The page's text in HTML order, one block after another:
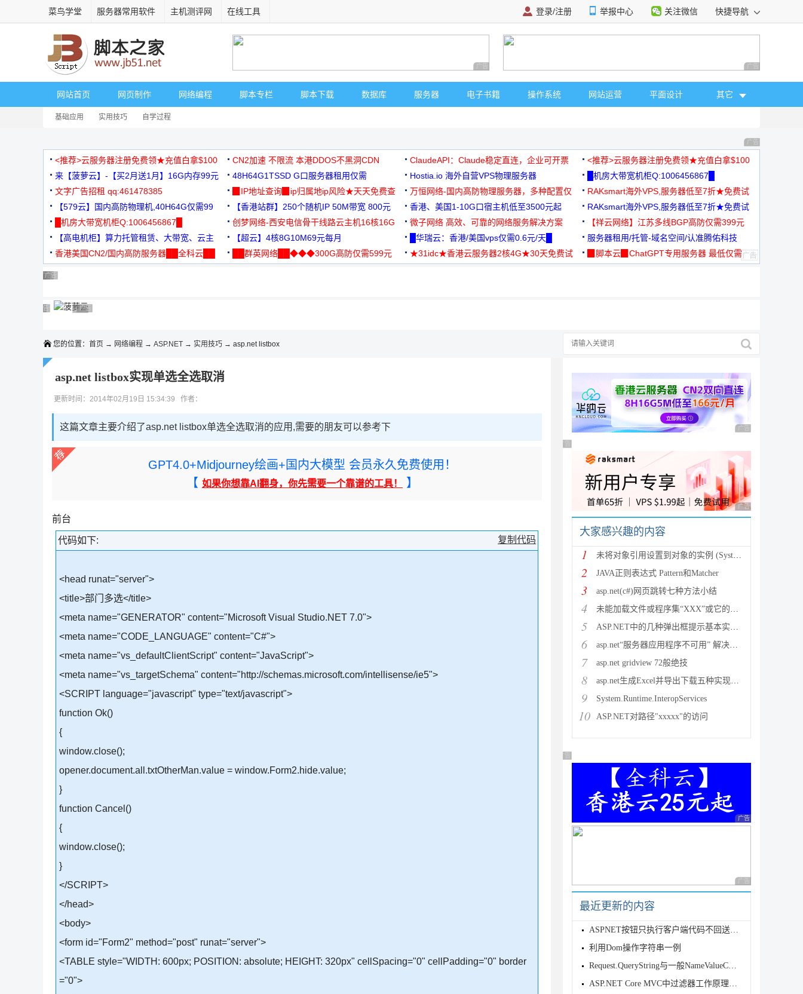
菜鸟学堂 服务器常用软件 主机测评网 在线工具 登录/注册 举报中心 关注微信 快捷导航
广告 商业广告，理性选择 广告 商业广告，理
网站首页 网页制作 网络编程 脚本专栏 脚本下载 数据库 服务器 电子书籍 操作系统 网站运营 平面设计 其它
基础应用 实用技巧 自学过程
广告 商业广告，理
<推荐>云服务器注册免费领★充值白拿$100 CN2加速 不限流 本港DDOS不黑洞CDN ClaudeAPI：Claude稳定直连，企业可开票
<推荐>云服务器注册免费领★充值白拿$100
来【菠萝云】-【买2月送1月】16G内存99元
48H64G1TSSD G口服务器租用仅需
3000+可免费测试
Hostia.io 海外自营VPS物理服务器
█机房大带宽机柜Q:1006456867█
文字广告招租 qq:461478385
▉IP地址查询▉ip归属地ip风险★天天免费查
万恒网络-国内高防物理服务器，多种配置仅
99元/月起
RAKsmart海外VPS,服务器低至7折★免费试
用★
【579云】国内高防物理机,40H64G仅需99
元
【香港站群】250个随机IP 50M带宽 800元 香港、美国1-10G口宿主机低至3500元起
RAKsmart海外VPS,服务器低至7折★免费试
用★
█机房大带宽机柜Q:1006456867█
创梦网络-西安电信骨干线路云主机16核16G
88元/月
微子网络 高效、可靠的网络服务解决方案
【祥云网络】江苏多线BGP高防仅需399元
【高电机柜】算力托管租赁、大带宽、云主
机
【超云】4核8G10M69元每月 █华瑞云：香港/美国vps仅需0.6元/天█
服务器租用/托管-域名空间/认准腾佑科技
香港美国CN2/国内高防服务器██全科云██
██群英网络██◆◆◆300G高防仅需599元
★31idc★香港云服务器2核4G★30天免费试
▉脚本云▉ChatGPT专用服务器 最低仅需
广告 商业广告，理性选择
广告 商业广告，理性选择
广告 商业广告，理性选择
广告 商业广告，理性选择
广告 商业广告，理性选择
广告 商业广告，理性选择
广告 商业广告，理性选择
广告 商业广告，理性选择广告 商业广告，理性选择
广告 商业广告，理性选择
您的位置： 首页 → 网络编程 → ASP.NET → 实用技巧 → asp.net listbox
asp.net listbox实现单选全选取消
更新时间：2014年02月19日 15:34:39 作者：
这篇文章主要介绍了asp.net listbox单选全选取消的应用,需要的朋友可以参考下
GPT4.0+Midjourney绘画+国内大模型 会员永久免费使用！
【 如果你想靠AI翻身，你先需要一个靠谱的工具！ 】
前台
复制代码
代码如下:
<head runat="server">
<title>部门多选</title>
<meta name="GENERATOR" content="Microsoft Visual Studio.NET 7.0">
<meta name="CODE_LANGUAGE" content="C#">
<meta name="vs_defaultClientScript" content="JavaScript">
<meta name="vs_targetSchema" content="http://schemas.microsoft.com/intellisense/ie5">
<SCRIPT language="javascript" type="text/javascript">
function Ok()
{
window.close();
opener.document.all.txtOtherMan.value = window.Form2.hide.value;
}
function Cancel()
{
window.close();
}
</SCRIPT>
</head>
<body>
<form id="Form2" method="post" runat="server">
<TABLE style="WIDTH: 600px; POSITION: absolute; HEIGHT: 320px" cellSpacing="0" cellPadding="0" border
="0">
广告 商业广告，理性
广告 商业广告，理性选择
广告 商业广告，理性
大家感兴趣的内容
1 未将对象引用设置到对象的实例 (System.NullRef
2 JAVA正则表达式 Pattern和Matcher
3 asp.net(c#)网页跳转七种方法小结
4 未能加载文件或程序集“XXX”或它的某一个依赖项。试图加载格
5 ASP.NET中的几种弹出框提示基本实现方法
6 asp.net“服务器应用程序不可用” 解决方法
7 asp.net gridview 72般绝技
8 asp.net生成Excel并导出下载五种实现方法
9 System.Runtime.InteropServices
10 ASP.NET对路径"xxxxx"的访问
广告 商业广告，理性选择
广告 商业广告，理性
广告 商业广告，理性
最近更新的内容
ASPNET按钮只执行客户端代码不回送页面实现思路
利用Dom操作字符串一例
Request.QueryString与一般NameValueCollect
ASP.NET Core MVC中过滤器工作原理介绍